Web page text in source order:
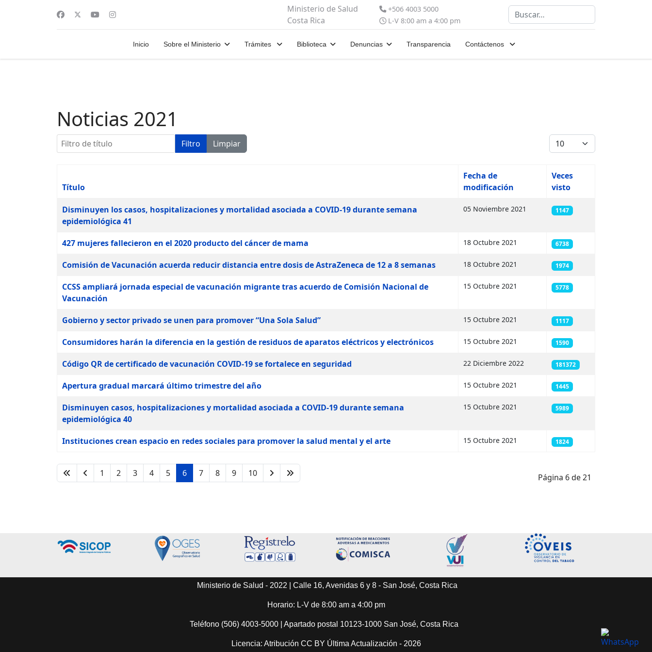
Ministerio de Salud
Costa Rica
+506 4003 5000
L-V 8:00 am a 4:00 pm
Buscar
Inicio Sobre el Ministerio Trámites Biblioteca Denuncias Transparencia Contáctenos
Noticias 2021
Filtro de título Filtro Limpiar Cantidad
Título
Fecha de
modificación
Veces
visto
Disminuyen los casos, hospitalizaciones y mortalidad asociada a COVID-19 durante semana
epidemiológica 41
05 Noviembre 2021 1147
427 mujeres fallecieron en el 2020 producto del cáncer de mama 18 Octubre 2021 6738
Comisión de Vacunación acuerda reducir distancia entre dosis de AstraZeneca de 12 a 8 semanas 18 Octubre 2021 1974
CCSS ampliará jornada especial de vacunación migrante tras acuerdo de Comisión Nacional de
Vacunación
15 Octubre 2021 5778
Gobierno y sector privado se unen para promover “Una Sola Salud” 15 Octubre 2021 1117
Consumidores harán la diferencia en la gestión de residuos de aparatos eléctricos y electrónicos 15 Octubre 2021 1590
Código QR de certificado de vacunación COVID-19 se fortalece en seguridad 22 Diciembre 2022 181372
Apertura gradual marcará último trimestre del año 15 Octubre 2021 1445
Disminuyen casos, hospitalizaciones y mortalidad asociada a COVID-19 durante semana
epidemiológica 40
15 Octubre 2021 5989
Instituciones crean espacio en redes sociales para promover la salud mental y el arte 15 Octubre 2021 1824
Página 6 de 21
1 2 3 4 5 6 7 8 9 10
Ministerio de Salud - 2022 | Calle 16, Avenidas 6 y 8 - San José, Costa Rica
Horario: L-V de 8:00 am a 4:00 pm
Teléfono (506) 4003-5000 | Apartado postal 10123-1000 San José, Costa Rica
Licencia: Atribución CC BY Última Actualización - 2026